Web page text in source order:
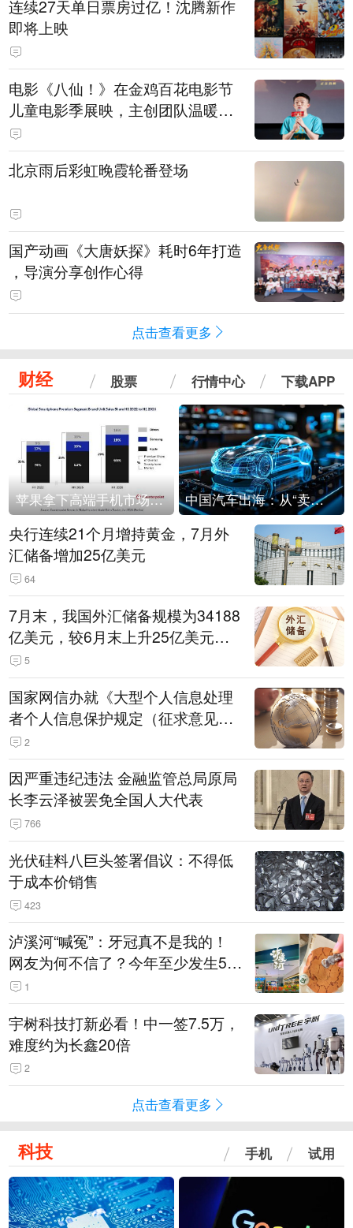
连续27天单日票房过亿！沈腾新作
即将上映
电影《八仙！》在金鸡百花电影节
儿童电影季展映，主创团队温暖寄
语小观众
北京雨后彩虹晚霞轮番登场
国产动画《大唐妖探》耗时6年打造
，导演分享创作心得
点击查看更多
财经 股票 行情中心 下载APP
苹果拿下高端手机市场65%的份额：iPhone 17系列功不可没 中国汽车出海：从“卖出去”到“走进去”
央行连续21个月增持黄金，7月外
汇储备增加25亿美元
64
7月末，我国外汇储备规模为34188
亿美元，较6月末上升25亿美元，
升幅为0.07%
5
国家网信办就《大型个人信息处理
者个人信息保护规定（征求意见
稿）》公开征求意见
2
因严重违纪违法 金融监管总局原局
长李云泽被罢免全国人大代表
766
光伏硅料八巨头签署倡议：不得低
于成本价销售
423
泸溪河“喊冤”：牙冠真不是我的！
网友为何不信了？今年至少发生5
起“食品冤案”
1
宇树科技打新必看！中一签7.5万，
难度约为长鑫20倍
2
点击查看更多
科技 手机 试用